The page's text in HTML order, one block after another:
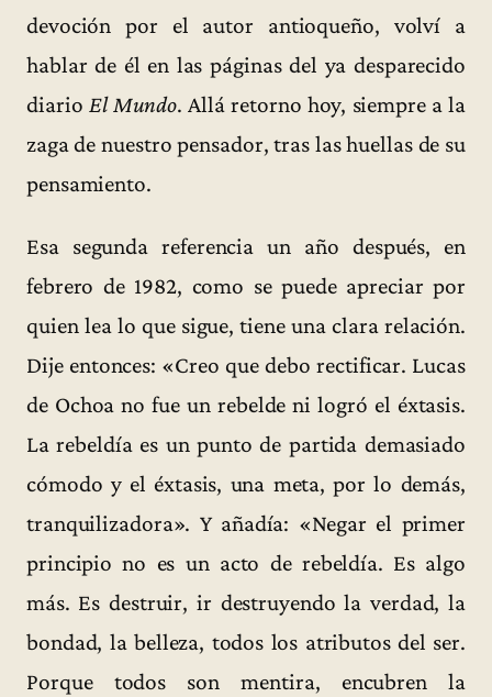
devoción por el autor antioqueño, volví a
hablar de él en las páginas del ya desparecido
diario El Mundo. Allá retorno hoy, siempre a la
zaga de nuestro pensador, tras las huellas de su
pensamiento.
Esa segunda referencia un año después, en
febrero de 1982, como se puede apreciar por
quien lea lo que sigue, tiene una clara relación.
Dije entonces: «Creo que debo rectificar. Lucas
de Ochoa no fue un rebelde ni logró el éxtasis.
La rebeldía es un punto de partida demasiado
cómodo y el éxtasis, una meta, por lo demás,
tranquilizadora». Y añadía: «Negar el primer
principio no es un acto de rebeldía. Es algo
más. Es destruir, ir destruyendo la verdad, la
bondad, la belleza, todos los atributos del ser.
Porque todos son mentira, encubren la